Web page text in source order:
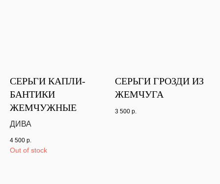
СЕРЬГИ КАПЛИ-
БАНТИКИ
ЖЕМЧУЖНЫЕ
ДИВА
4 500 р.
Out of stock
СЕРЬГИ ГРОЗДИ ИЗ
ЖЕМЧУГА
3 500 р.